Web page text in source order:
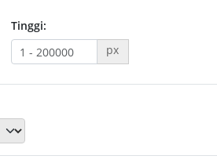
Tinggi:
px